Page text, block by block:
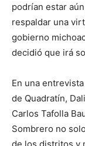
podrían estar
respaldar una
gobierno
decidió que irá
En una
de Quadratín,
Carlos Tafolla
Sombrero no
de los distritos y